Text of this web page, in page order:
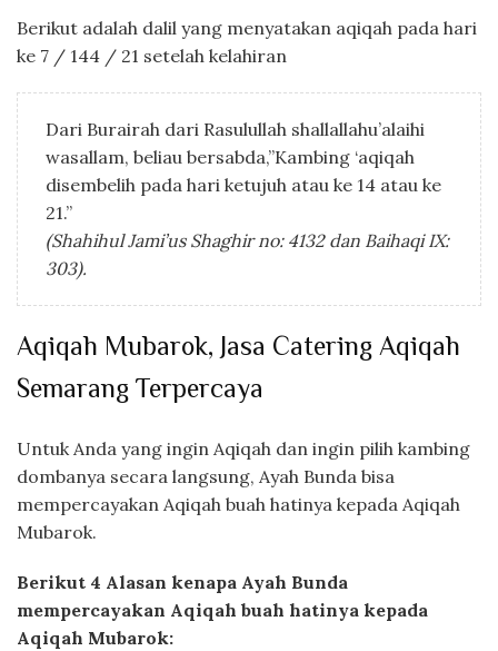
Berikut adalah dalil yang menyatakan aqiqah pada hari
ke 7 / 144 / 21 setelah kelahiran
Dari Burairah dari Rasulullah shallallahu’alaihi
wasallam, beliau bersabda,”Kambing ‘aqiqah
disembelih pada hari ketujuh atau ke 14 atau ke
21.”
(Shahihul Jami’us Shaghir no: 4132 dan Baihaqi IX:
303).
Aqiqah Mubarok, Jasa Catering Aqiqah
Semarang Terpercaya
Untuk Anda yang ingin Aqiqah dan ingin pilih kambing
dombanya secara langsung, Ayah Bunda bisa
mempercayakan Aqiqah buah hatinya kepada Aqiqah
Mubarok.
Berikut 4 Alasan kenapa Ayah Bunda
mempercayakan Aqiqah buah hatinya kepada
Aqiqah Mubarok: